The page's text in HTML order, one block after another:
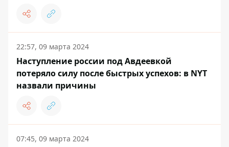
22:57, 09 марта 2024
Наступление россии под Авдеевкой
потеряло силу после быстрых успехов: в NYT
назвали причины
07:45, 09 марта 2024